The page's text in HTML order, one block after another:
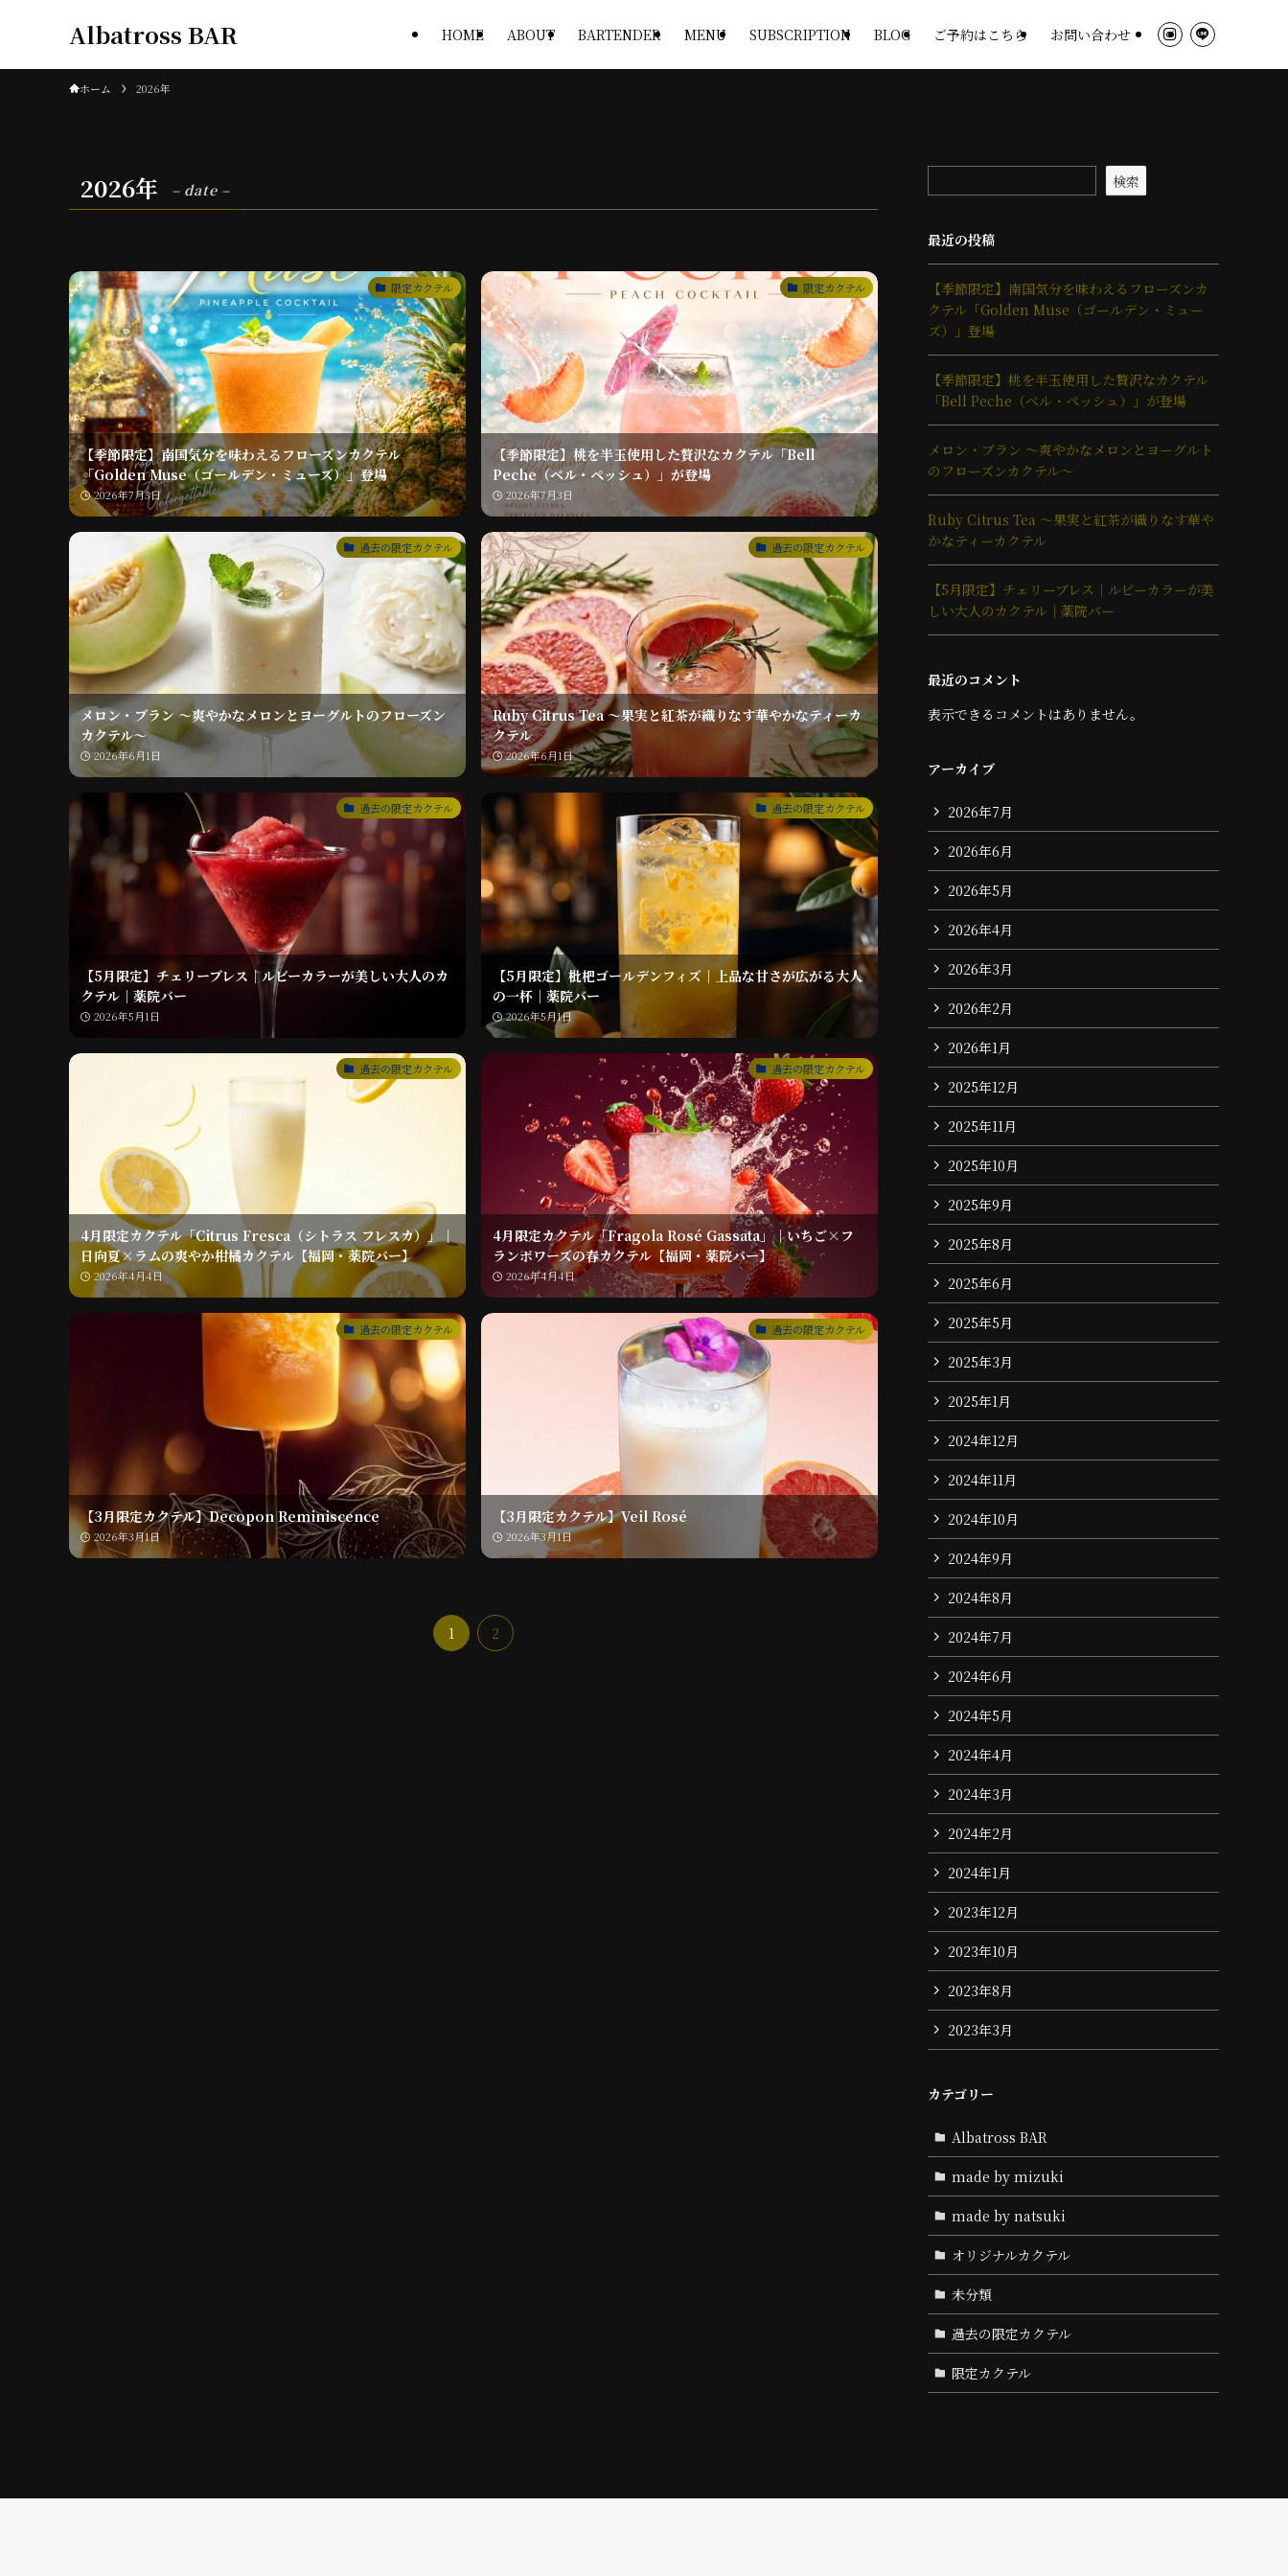
Albatross BAR HOME ABOUT BARTENDER MENU SUBSCRIPTION BLOG ご予約はこちら お問い合わせ
ホーム 2026年
2026年 – date –
限定カクテル
【季節限定】南国気分を味わえるフローズンカクテル
「Golden Muse（ゴールデン・ミューズ）」登場
2026年7月3日
限定カクテル
【季節限定】桃を半玉使用した贅沢なカクテル「Bell
Peche（ベル・ペッシュ）」が登場
2026年7月3日
過去の限定カクテル
メロン・ブラン ～爽やかなメロンとヨーグルトのフローズン
カクテル～
2026年6月1日
過去の限定カクテル
Ruby Citrus Tea ～果実と紅茶が織りなす華やかなティーカ
クテル
2026年6月1日
過去の限定カクテル
【5月限定】チェリーブレス｜ルビーカラーが美しい大人のカ
クテル｜薬院バー
2026年5月1日
過去の限定カクテル
【5月限定】枇杷ゴールデンフィズ｜上品な甘さが広がる大人
の一杯｜薬院バー
2026年5月1日
過去の限定カクテル
4月限定カクテル「Citrus Fresca（シトラス フレスカ）」｜
日向夏×ラムの爽やか柑橘カクテル【福岡・薬院バー】
2026年4月4日
過去の限定カクテル
4月限定カクテル「Fragola Rosé Gassata」｜いちご×フ
ランボワーズの春カクテル【福岡・薬院バー】
2026年4月4日
過去の限定カクテル
【3月限定カクテル】Decopon Reminiscence
2026年3月1日
過去の限定カクテル
【3月限定カクテル】Veil Rosé
2026年3月1日
1 2
検索
最近の投稿
【季節限定】南国気分を味わえるフローズンカ
クテル「Golden Muse（ゴールデン・ミュー
ズ）」登場
【季節限定】桃を半玉使用した贅沢なカクテル
「Bell Peche（ベル・ペッシュ）」が登場
メロン・ブラン ～爽やかなメロンとヨーグルト
のフローズンカクテル～
Ruby Citrus Tea ～果実と紅茶が織りなす華や
かなティーカクテル
【5月限定】チェリーブレス｜ルビーカラーが美
しい大人のカクテル｜薬院バー
最近のコメント
表示できるコメントはありません。
アーカイブ
2026年7月
2026年6月
2026年5月
2026年4月
2026年3月
2026年2月
2026年1月
2025年12月
2025年11月
2025年10月
2025年9月
2025年8月
2025年6月
2025年5月
2025年3月
2025年1月
2024年12月
2024年11月
2024年10月
2024年9月
2024年8月
2024年7月
2024年6月
2024年5月
2024年4月
2024年3月
2024年2月
2024年1月
2023年12月
2023年10月
2023年8月
2023年3月
カテゴリー
Albatross BAR
made by mizuki
made by natsuki
オリジナルカクテル
未分類
過去の限定カクテル
限定カクテル